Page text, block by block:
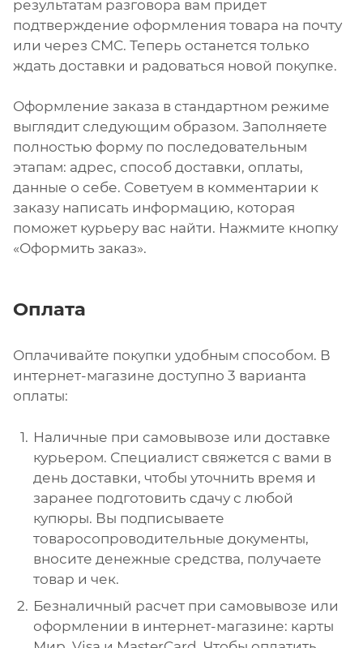
результатам разговора вам придет
подтверждение оформления товара на почту
или через СМС. Теперь останется только
ждать доставки и радоваться новой покупке.
Оформление заказа в стандартном режиме
выглядит следующим образом. Заполняете
полностью форму по последовательным
этапам: адрес, способ доставки, оплаты,
данные о себе. Советуем в комментарии к
заказу написать информацию, которая
поможет курьеру вас найти. Нажмите кнопку
«Оформить заказ».
Оплата
Оплачивайте покупки удобным способом. В
интернет-магазине доступно 3 варианта
оплаты:
Наличные при самовывозе или доставке
курьером. Специалист свяжется с вами в
день доставки, чтобы уточнить время и
заранее подготовить сдачу с любой
купюры. Вы подписываете
товаросопроводительные документы,
вносите денежные средства, получаете
товар и чек.
Безналичный расчет при самовывозе или
оформлении в интернет-магазине: карты